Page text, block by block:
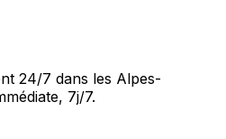
24/7 dans les Alpes-
7j/7.